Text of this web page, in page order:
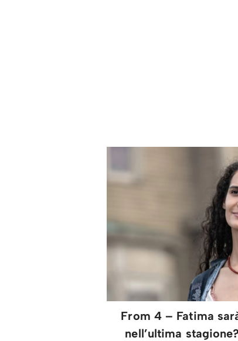
From 4 – Fatima
nell’ultima